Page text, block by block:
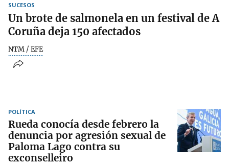
SUCESOS
Un brote de salmonela en un festival de A
Coruña deja 150 afectados
NTM / EFE
POLÍTICA
Rueda conocía desde febrero la
denuncia por agresión sexual de
Paloma Lago contra su
exconselleiro